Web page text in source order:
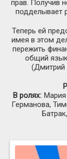
прав. Получив
подделывает
Теперь ей
имея в этом
пережить
общий
(Дмитрий
В ролях:
Германова,